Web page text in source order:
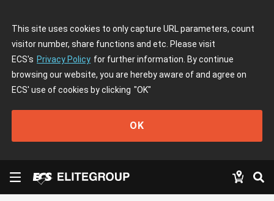
This site uses cookies to only capture URL parameters, count
visitor number, share functions and etc. Please visit
ECS's Privacy Policy for further information. By continue
browsing our website, you are hereby aware of and agree on
ECS' use of cookies by clicking "OK"
OK